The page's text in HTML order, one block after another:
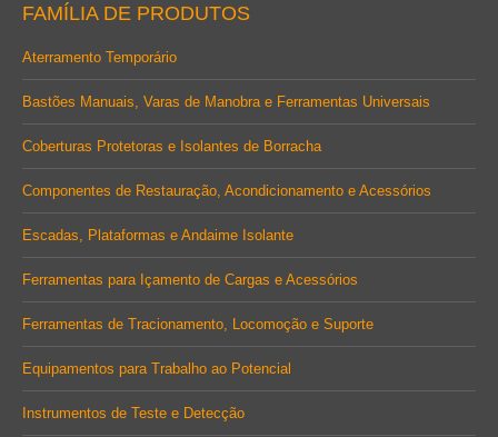
opens
in
window
opens
in
window
opens
in
window
FAMÍLIA DE PRODUTOS
Aterramento Temporário
Bastões Manuais, Varas de Manobra e Ferramentas Universais
Coberturas Protetoras e Isolantes de Borracha
Componentes de Restauração, Acondicionamento e Acessórios
Escadas, Plataformas e Andaime Isolante
Ferramentas para Içamento de Cargas e Acessórios
Ferramentas de Tracionamento, Locomoção e Suporte
Equipamentos para Trabalho ao Potencial
Instrumentos de Teste e Detecção